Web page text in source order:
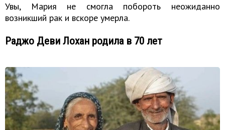
Увы, Мария не смогла побороть неожиданно
возникший рак и вскоре умерла.
Раджо Деви Лохан родила в 70 лет